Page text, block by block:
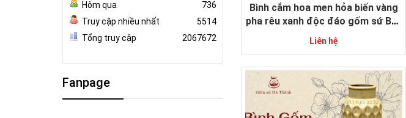
Bình cắm hoa men hỏa biến vàng
pha rêu xanh độc đáo gốm sứ Bát
Tràng
Liên hệ
Hôm qua
736
Truy cập nhiều nhất
5514
Tổng truy cập
2067672
Fanpage